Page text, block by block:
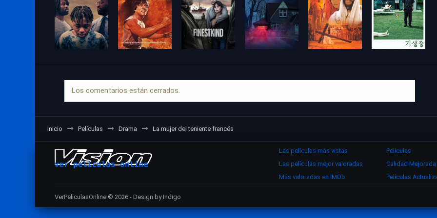
Los comentarios están cerrados.
Inicio Películas Drama La mujer del teniente francés
Las películas más vistas
Las películas mejor valoradas
Más valoradas en IMDb
Películas
Calidad Mejorada
Películas
VerPeliculasOnline © 2026 - Design by Indigo